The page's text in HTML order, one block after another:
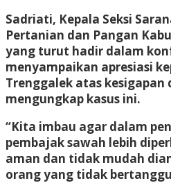
Sadriati, Kepala Seksi
Pertanian dan Pangan
yang turut hadir dalam
menyampaikan apresiasi
Trenggalek atas kesigapan
mengungkap kasus ini.
“Kita imbau agar dalam
pembajak sawah lebih
aman dan tidak mudah
orang yang tidak